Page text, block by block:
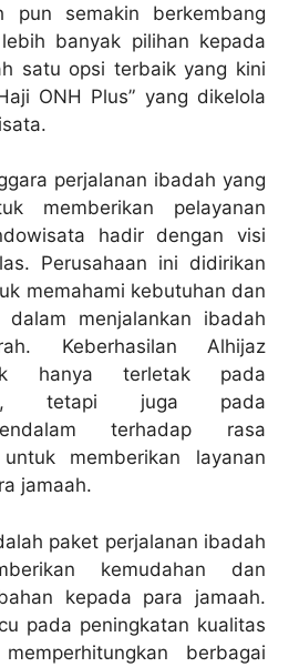
pun semakin berkembang
banyak pilihan kepada
satu opsi terbaik yang kini
ONH Plus” yang dikelola
perjalanan ibadah yang
memberikan pelayanan
hadir dengan visi
Perusahaan ini didirikan
memahami kebutuhan dan
dalam menjalankan ibadah
Keberhasilan Alhijaz
hanya terletak pada
tetapi juga pada
terhadap rasa
memberikan layanan
jamaah.
paket perjalanan ibadah
kemudahan dan
kepada para jamaah.
pada peningkatan kualitas
berbagai